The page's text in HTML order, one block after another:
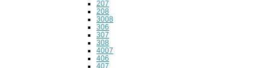
207
208
3008
306
307
308
4007
406
407